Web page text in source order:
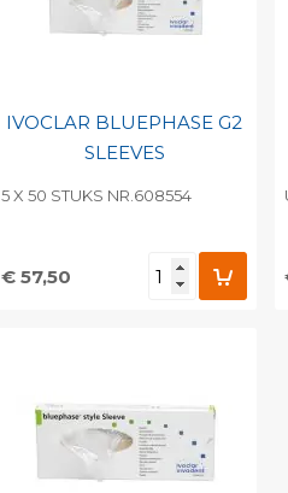
IVOCLAR BLUEPHASE G2
SLEEVES
5 X 50 STUKS NR.608554
€ 57,50